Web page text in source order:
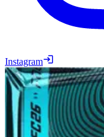
Instagram